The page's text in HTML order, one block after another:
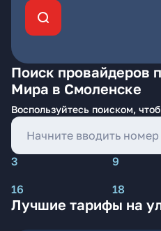
Поиск провайдеров
Мира в Смоленске
Воспользуйтесь поиском,
3 9
16
18
Лучшие тарифы на